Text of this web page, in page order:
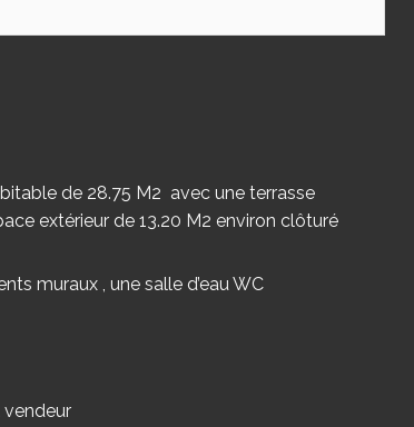
de 28.75 M2 avec une terrasse
extérieur de 13.20 M2 environ clôturé
muraux , une salle d’eau WC
vendeur